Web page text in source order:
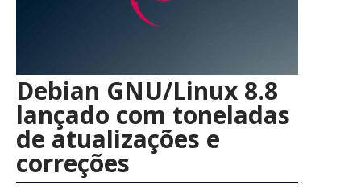
Debian GNU/Linux 8.8
lançado com toneladas
de atualizações e
correções